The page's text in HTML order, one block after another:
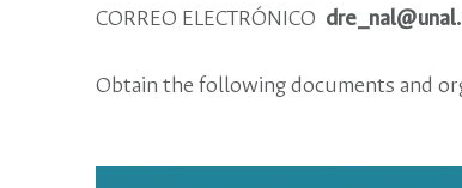
CORREO ELECTRÓNICO
Obtain the following documents and